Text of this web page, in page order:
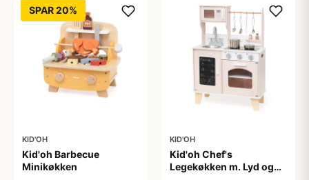
SPAR 20%
KID'OH
Kid'oh Barbecue
Minikøkken
KID'OH
Kid'oh Chef's
Legekøkken m. Lyd og